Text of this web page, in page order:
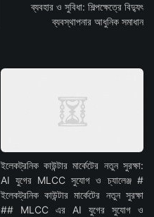
ব্যবহার ও সুবিধা: শিল্পক্ষেত্রে বিদ্যুৎ
ব্যবস্থাপনার আধুনিক সমাধান
ইলেকট্রনিক কাউন্টার মার্কেটের নতুন সুরক্ষা:
AI যুগের MLCC সুযোগ ও চ্যালেঞ্জ #
ইলেকট্রনিক কাউন্টার মার্কেটের নতুন সুরক্ষা
## MLCC এর AI যুগের সুযোগ ও